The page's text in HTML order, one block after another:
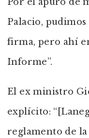
Palacio,
firma, pero ahí
Informe”.
El ex ministro
explícito:
reglamento de